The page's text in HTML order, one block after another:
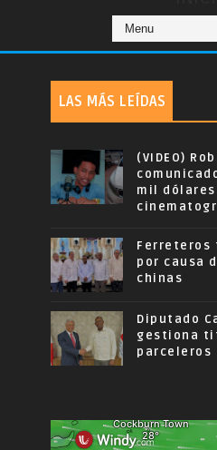
LAS MÁS LEÍDAS
(VIDEO)
mil
Ferreteros
por causa
chinas
Diputado
gestiona
parceleros